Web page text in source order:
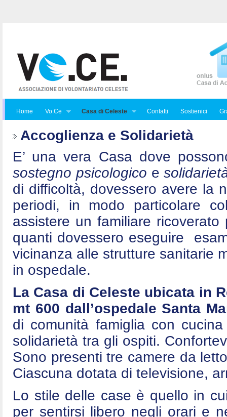
Home Vo.Ce Casa di Celeste Contatti Sostienici
Accoglienza e Solidarietà
E’ una vera Casa dove
sostegno psicologico e
di difficoltà, dovessero avere la
periodi, in modo particolare
assistere un familiare
quanti dovessero eseguire
vicinanza alle strutture sanitarie
in ospedale.
La Casa di Celeste ubicata in
mt 600 dall’ospedale Santa
di comunità famiglia con
solidarietà tra gli ospiti.
Sono presenti tre camere da
Ciascuna dotata di televisione,
Lo stile delle case è quello in
per sentirsi libero negli orari e